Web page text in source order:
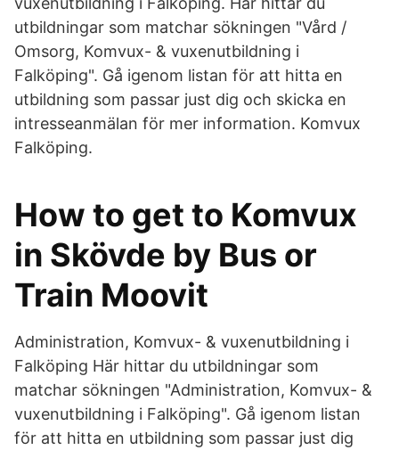
utbildningar som matchar sökningen "Vård /
Omsorg, Komvux- & vuxenutbildning i
Falköping". Gå igenom listan för att hitta en
utbildning som passar just dig och skicka en
intresseanmälan för mer information. Komvux
Falköping.
How to get to Komvux
in Skövde by Bus or
Train Moovit
Administration, Komvux- & vuxenutbildning i
Falköping Här hittar du utbildningar som
matchar sökningen "Administration, Komvux- &
vuxenutbildning i Falköping". Gå igenom listan
för att hitta en utbildning som passar just dig